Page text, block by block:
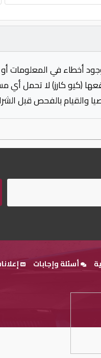
أخطاء في المعلومات
(كيو كارز) لا تحمل أي
والقيام بالفحص قبل
أسئلة وإجابات